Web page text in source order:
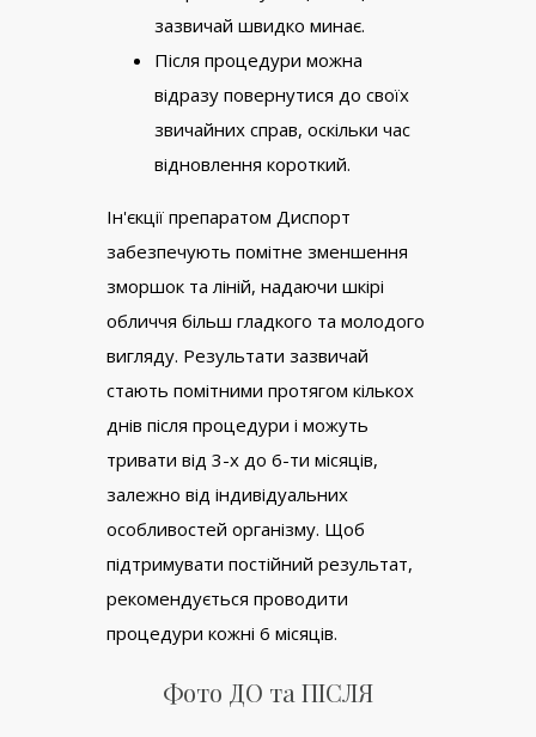
зазвичай швидко минає.
Після процедури можна
відразу повернутися до своїх
звичайних справ, оскільки час
відновлення короткий.
Ін'єкції препаратом Диспорт
забезпечують помітне зменшення
зморшок та ліній, надаючи шкірі
обличчя більш гладкого та молодого
вигляду. Результати зазвичай
стають помітними протягом кількох
днів після процедури і можуть
тривати від 3-х до 6-ти місяців,
залежно від індивідуальних
особливостей організму. Щоб
підтримувати постійний результат,
рекомендується проводити
процедури кожні 6 місяців.
Фото ДО та ПІСЛЯ